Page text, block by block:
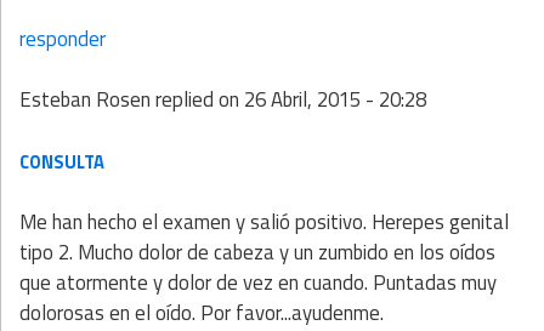
responder
Esteban Rosenreplied on 26 Abril, 2015 - 20:28
CONSULTA
Me han hecho el examen y salió positivo. Herepes genital
tipo 2. Mucho dolor de cabeza y un zumbido en los oídos
que atormente y dolor de vez en cuando. Puntadas muy
dolorosas en el oído. Por favor...ayudenme.